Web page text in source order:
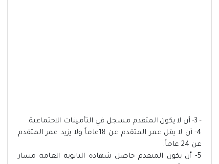
- 3- أن لا يكون المتقدم مسجل في التأمينات الاجتماعية.
4- أن لا يقل عمر المتقدم عن 18عاماً ولا يزيد عمر المتقدم
عن 24 عاماً.
5- أن يكون المتقدم حاصل شهادة الثانوية العامة مسار